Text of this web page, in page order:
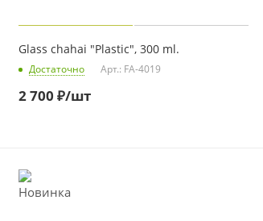
Glass chahai "Plastic", 300 ml.
Достаточно Арт.: FA-4019
2 700 ₽/шт